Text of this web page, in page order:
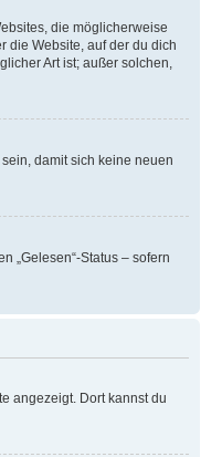
die möglicherweise
die Website, auf der du dich
Art ist; außer solchen,
damit sich keine neuen
„Gelesen“-Status – sofern
angezeigt. Dort kannst du